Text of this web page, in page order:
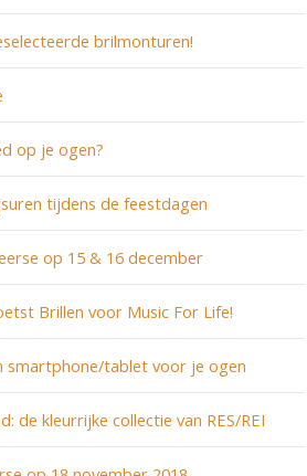
brilmonturen!
op je ogen?
tijdens de feestdagen
op 15 & 16 december
Brillen voor Music For Life!
smartphone/tablet voor je ogen
de kleurrijke collectie van RES/REI